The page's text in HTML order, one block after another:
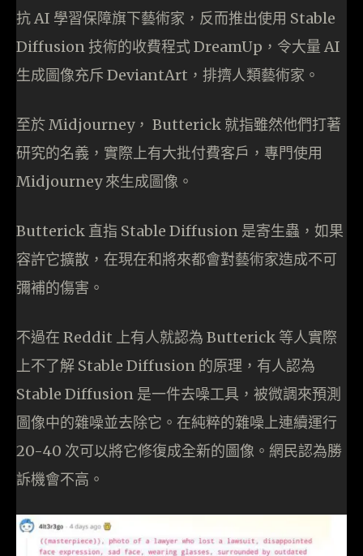
抗 AI 學習保障旗下藝術家，反而推出使用 Stable
Diffusion 技術的收費程式 DreamUp，令大量 AI
生成圖像充斥 DeviantArt，排擠人類藝術家。
至於 Midjourney， Butterick 就指雖然他們打著
研究的名義，實際上有大批付費客戶，專門使用
Midjourney 來生成圖像。
Butterick 直指 Stable Diffusion 是寄生蟲，如果
容許它擴散，在現在和將來都會對藝術家造成不可
彌補的傷害。
不過在 Reddit 上有人就認為 Butterick 等人實際
上不了解 Stable Diffusion 的原理，有人認為
Stable Diffusion 是一件去噪工具，被微調來預測
圖像中的雜噪並去除它。在純粹的雜噪上連續運行
20-40 次可以將它修復成全新的圖像。網民認為勝
訴機會不高。